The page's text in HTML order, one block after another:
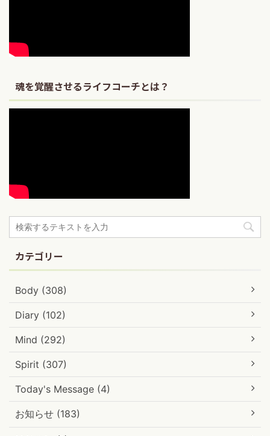
魂を覚醒させるライフコーチとは？
カテゴリー
Body (308)
Diary (102)
Mind (292)
Spirit (307)
Today's Message (4)
お知らせ (183)